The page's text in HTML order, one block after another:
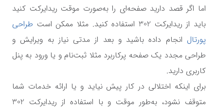
اما اگر قصد دارید صفحه‌ای را به‌صورت موقت ریدایرکت کنید
باید از ریدایرکت 302 استفاده کنید. مثلا ممکن است
طراحی
پورتال انجام داده باشید و بعد از مدتی نیاز به ویرایش و
طراحی مجدد یک صفحه پرکاربرد مثلا ثبت‌نام و یا ورود به پنل
کاربری دارید.
برای اینکه اختلالی در کار پیش نیاید و یا ارائه خدمات شما
متوقف نشود، به‌طور موقت و با استفاده از ریدایرکت 302